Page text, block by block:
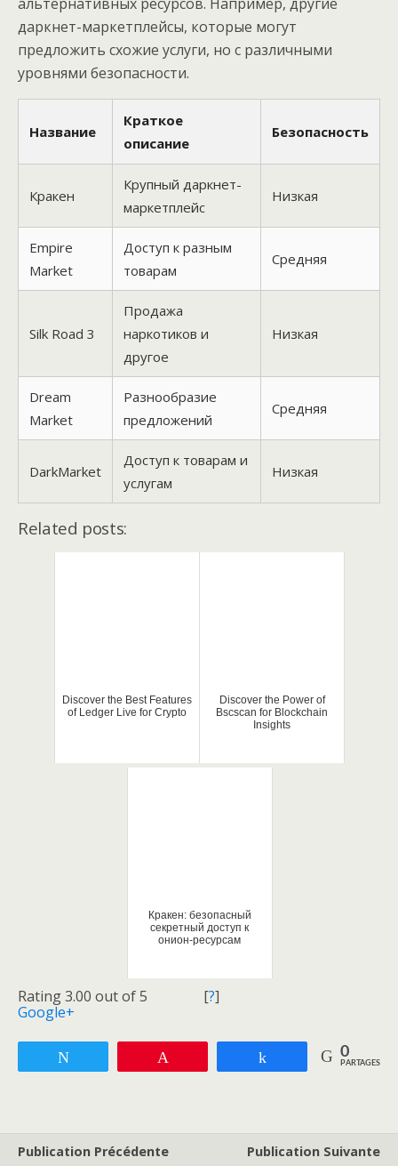
даркнет-маркетплейсы, которые могут
предложить схожие услуги, но с различными
уровнями безопасности.
Название
Краткое
описание
Безопасность
Кракен
Крупный даркнет-
маркетплейс
Низкая
Empire
Market
Доступ к разным
товарам
Средняя
Silk Road 3
Продажа
наркотиков и
другое
Низкая
Dream
Market
Разнообразие
предложений
Средняя
DarkMarket
Доступ к товарам и
услугам
Низкая
Related posts:
Discover the Best Features
of Ledger Live for Crypto
Discover the Power of
Bscscan for Blockchain
Insights
Кракен: безопасный
секретный доступ к
онион-ресурсам
Rating 3.00 out of 5 [?]
Google+
Partagez 0
PARTAGES
Publication Précédente
Publication Suivante